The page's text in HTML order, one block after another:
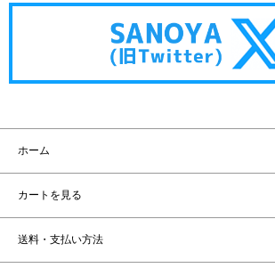
ホーム
カートを見る
送料・支払い方法